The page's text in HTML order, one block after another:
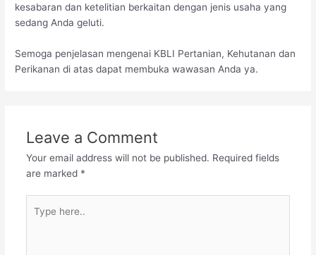
kesabaran dan ketelitian berkaitan dengan jenis usaha yang
sedang Anda geluti.
Semoga penjelasan mengenai KBLI Pertanian, Kehutanan dan
Perikanan di atas dapat membuka wawasan Anda ya.
Leave a Comment
Your email address will not be published. Required fields
are marked *
here..